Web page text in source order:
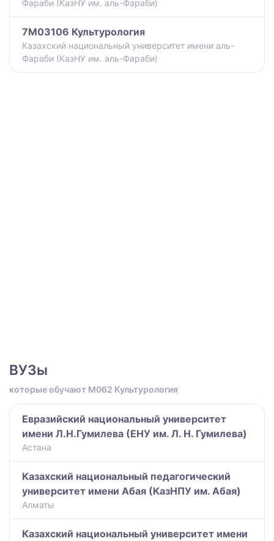
Фараби (КазНУ им. аль-Фараби)
7M03106 Культурология
Казахский национальный университет имени аль-
Фараби (КазНУ им. аль-Фараби)
ВУЗы
которые обучают M062 Культурология
Евразийский национальный университет
имени Л.Н.Гумилева (ЕНУ им. Л. Н. Гумилева)
Астана
Казахский национальный педагогический
университет имени Абая (КазНПУ им. Абая)
Алматы
Казахский национальный университет имени